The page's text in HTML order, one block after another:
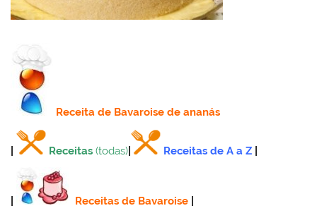
Receitade Bavaroise de ananás
Receitas (todas) Receitas de A a Z
Receitas de Bavaroise